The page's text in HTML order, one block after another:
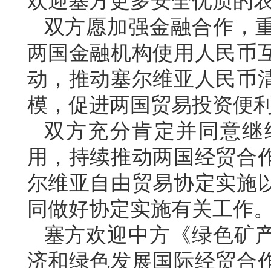
双方愿加强金融合作，
两国金融机构使用人民币
动，推动塞尔维亚人民币
模，促进两国贸易投资便
双方充分肯定并同意
用，持续推动两国经贸合
尔维亚自由贸易协定实施
同做好协定实施有关工作
塞方欢迎中方《绿色矿
济和绿色发展国际经贸合